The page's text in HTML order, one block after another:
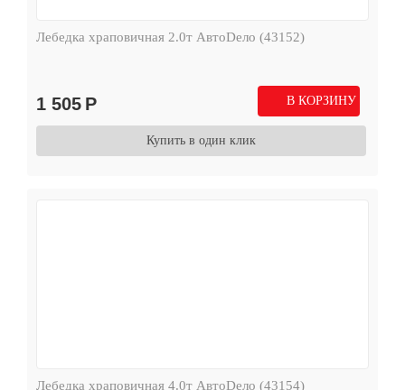
Лебедка храповичная 2.0т АвтоDело (43152)
1 505 Р В КОРЗИНУ
Купить в один клик
Лебедка храповичная 4.0т АвтоDело (43154)